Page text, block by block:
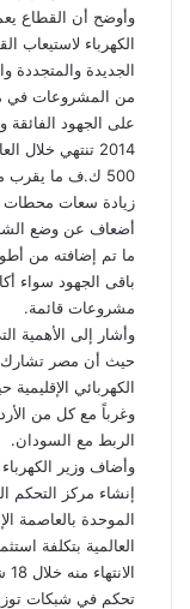
وأوضح أن القطاع
الكهرباء لاستيعاب
الجديدة والمتجددة
من المشروعات في
على الجهود
2014 تنتهي
ما تم إضافته من
باقى الجهود سواء
مشروعات قائمة.
وأشار إلى الأهمية
حيث أن مصر تشارك
الكهربائي
وغرباً مع كل من
الربط مع السودان.
وأضاف وزير
إنشاء مركز التحكم
الموحدة بالعاصمة
تحكم في شبكات